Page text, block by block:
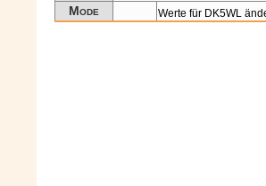
Mode
Werte für DK5WL